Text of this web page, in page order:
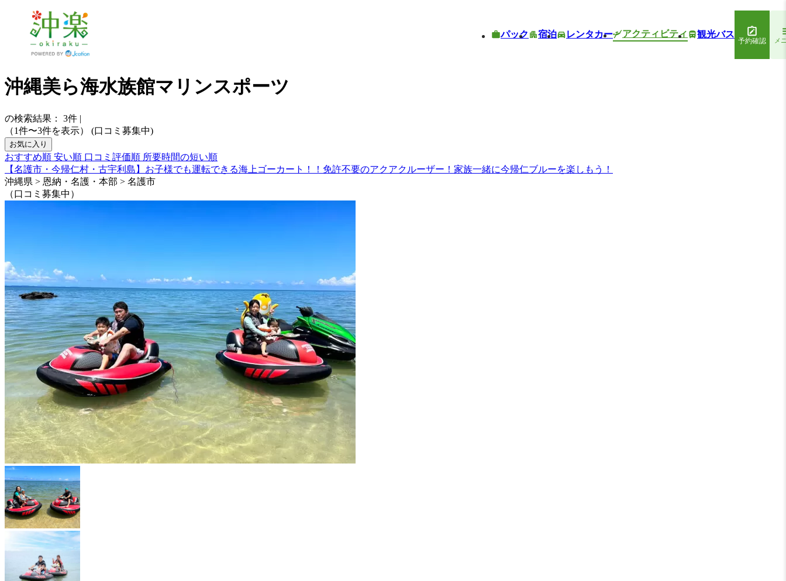
パック 宿泊 レンタカー アクティビティ 観光バス
予約確認 メ
沖縄美ら海水族館マリンスポーツ
の検索結果： 3件 |
（1件〜3件を表示）
(口コミ募集中)
お気に入り
おすすめ順 安い順 口コミ評価順 所要時間の短い順
【名護市・今帰仁村・古宇利島】お子様でも運転できる海上ゴーカート！！免許不要のアクアクルーザー！家族一緒に今帰仁ブルーを楽しもう！
沖縄県 > 恩納・名護・本部 > 名護市
（口コミ募集中）